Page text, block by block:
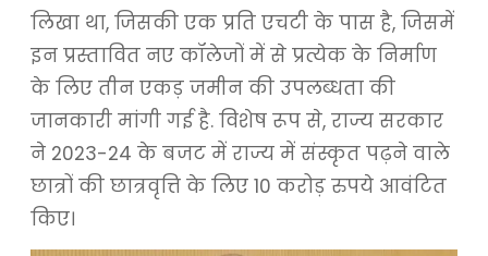
लिखा था, जिसकी एक प्रति एचटी के पास है, जिसमें
इन प्रस्तावित नए कॉलेजों में से प्रत्येक के निर्माण
के लिए तीन एकड़ जमीन की उपलब्धता की
जानकारी मांगी गई है. विशेष रूप से, राज्य सरकार
ने 2023-24 के बजट में राज्य में संस्कृत पढ़ने वाले
छात्रों की छात्रवृत्ति के लिए 10 करोड़ रुपये आवंटित
किए।